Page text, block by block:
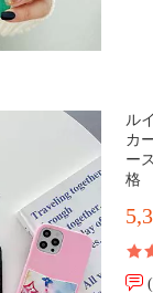
ル
カ
ー
格